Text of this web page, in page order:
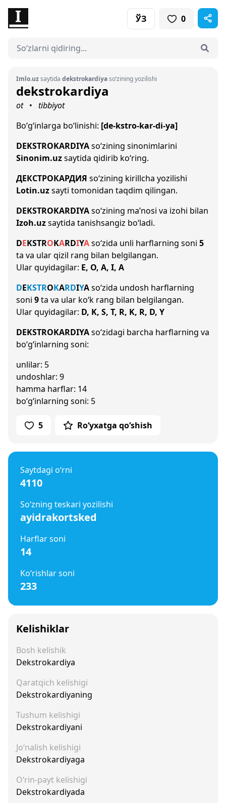
ЎЗ 0
Imlo.uzsaytida dekstrokardiyaso‘zining yozilishi
dekstrokardiya
ot •
tibbiyot
Bo‘g‘inlarga bo‘linishi: [de-kstro-kar-di-ya]
DEKSTROKARDIYAso‘zining sinonimlarini
Sinonim.uzsaytida qidirib ko‘ring.
ДЕКСТРОКАРДИЯ so‘zining kirillcha yozilishi
Lotin.uzsayti tomonidan taqdim qilingan.
DEKSTROKARDIYAso‘zining ma’nosi va izohi bilan
Izoh.uzsaytida tanishsangiz bo‘ladi.
DEKSTROKARDIYAso‘zida unli harflarning soni 5
ta va ular qizil rang bilan belgilangan.
Ular quyidagilar: E, O, A, I, A
DEKSTROKARDIYAso‘zida undosh harflarning
soni 9ta va ular ko‘k rang bilan belgilangan.
Ular quyidagilar: D, K, S, T, R, K, R, D, Y
DEKSTROKARDIYAso‘zidagi barcha harflarning va
bo‘g‘inlarning soni:
unlilar: 5
undoshlar: 9
hamma harflar: 14
bo‘g‘inlarning soni: 5
5 Ro‘yxatga qo‘shish
Saytdagi o‘rni
4110
So‘zning teskari yozilishi
ayidrakortsked
Harflar soni
14
Ko‘rishlar soni
233
Kelishiklar
Bosh kelishik
Dekstrokardiya
Qaratqich kelishigi
Dekstrokardiyaning
Tushum kelishigi
Dekstrokardiyani
Jo‘nalish kelishigi
Dekstrokardiyaga
O‘rin-payt kelishigi
Dekstrokardiyada